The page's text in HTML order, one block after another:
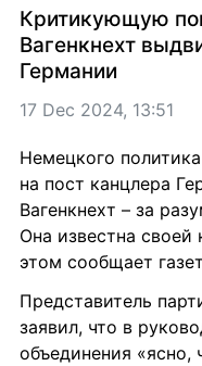
Критикующую
Вагенкнехт
Германии
17 Dec 2024, 13:51
Немецкого
на пост канцлера
Вагенкнехт – за
Она известна
этом сообщает
Представитель
заявил, что в
объединения «ясно,